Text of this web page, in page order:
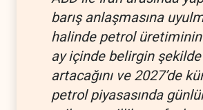
barış anlaşmasına
halinde petrol
ay içinde belirgin şekilde
artacağını ve 2027’de
petrol piyasasında